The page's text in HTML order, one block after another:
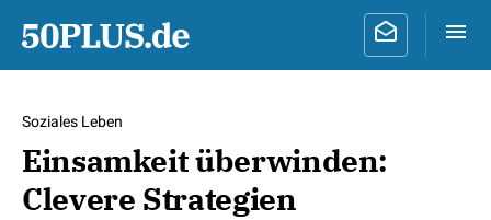
Soziales Leben
Einsamkeit überwinden:
Clevere Strategien